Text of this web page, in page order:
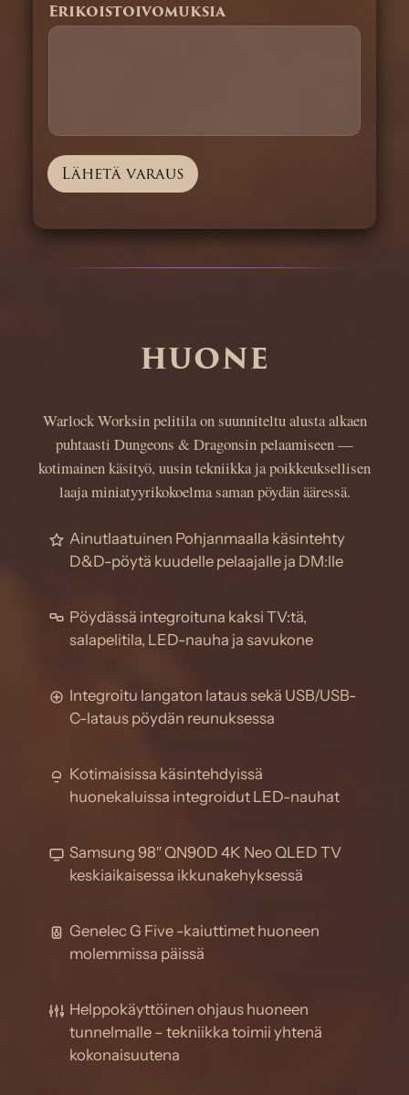
Erikoistoivomuksia
Lähetä varaus
HUONE
Warlock Worksin pelitila on suunniteltu alusta alkaen
puhtaasti Dungeons & Dragonsin pelaamiseen —
kotimainen käsityö, uusin tekniikka ja poikkeuksellisen
laaja miniatyyrikokoelma saman pöydän ääressä.
Ainutlaatuinen Pohjanmaalla käsintehty
D&D-pöytä kuudelle pelaajalle ja DM:lle
Pöydässä integroituna kaksi TV:tä,
salapelitila, LED-nauha ja savukone
Integroitu langaton lataus sekä USB/USB-
C-lataus pöydän reunuksessa
Kotimaisissa käsintehdyissä
huonekaluissa integroidut LED-nauhat
Samsung 98″ QN90D 4K Neo QLED TV
keskiaikaisessa ikkunakehyksessä
Genelec G Five -kaiuttimet huoneen
molemmissa päissä
Helppokäyttöinen ohjaus huoneen
tunnelmalle – tekniikka toimii yhtenä
kokonaisuutena